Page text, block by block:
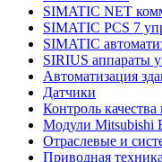
SIMATIC NET
SIMATIC PCS 7
SIMATIC
SIRIUS аппараты
Автоматизация
Датчики
Контроль
Модули Mitsubishi
Отраслевые и
Приводная техника